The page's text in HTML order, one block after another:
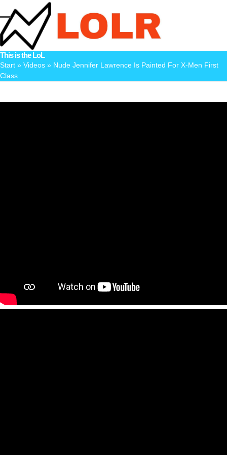
to
content
Open
mobile
menu
Close
mobile
menu
This is the LoL
Start » Videos » Nude Jennifer Lawrence Is Painted For X-Men First
Class